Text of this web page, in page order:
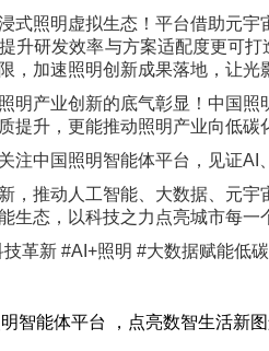
式照明虚拟生态！平台借助元
升研发效率与方案适配度更可
，加速照明创新成果落地，让光
明产业创新的底气彰显！中国
提升，更能推动照明产业向低
注中国照明智能体平台，见证
，推动人工智能、大数据、元
生态，以科技之力点亮城市每
革新 #AI+照明 #大数据赋能低
智能体平台 ，点亮数智生活新